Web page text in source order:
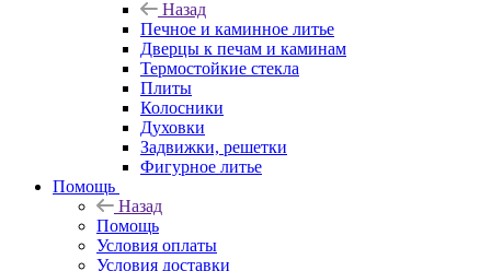
Назад
Печное и каминное литье
Дверцы к печам и каминам
Термостойкие стекла
Плиты
Колосники
Духовки
Задвижки, решетки
Фигурное литье
Помощь
Назад
Помощь
Условия оплаты
Условия доставки